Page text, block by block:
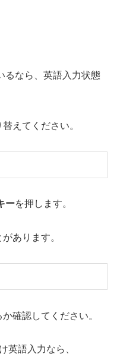
るなら、英語入力状態
えてください。
ーを押します。
あります。
確認してください。
英語入力なら、